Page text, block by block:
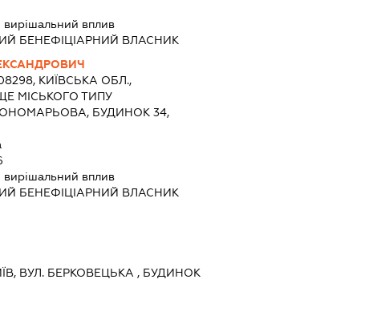
вплив
БЕНЕФІЦІАРНИЙ ВЛАСНИК
КИЇВСЬКА ОБЛ.,
МІСЬКОГО ТИПУ
БУДИНОК 34,
вплив
БЕНЕФІЦІАРНИЙ ВЛАСНИК
ВУЛ. БЕРКОВЕЦЬКА , БУДИНОК